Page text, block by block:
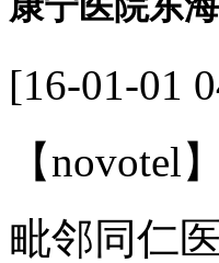
[16-01-01
【novotel
毗邻同仁